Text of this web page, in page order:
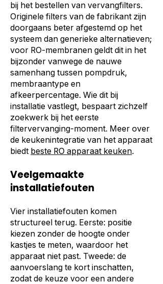
bij het bestellen van vervangfilters.
Originele filters van de fabrikant zijn
doorgaans beter afgestemd op het
systeem dan generieke alternatieven;
voor RO-membranen geldt dit in het
bijzonder vanwege de nauwe
samenhang tussen pompdruk,
membraantype en
afkeerpercentage. Wie dit bij
installatie vastlegt, bespaart zichzelf
zoekwerk bij het eerste
filtervervanging-moment. Meer over
de keukenintegratie van het apparaat
biedt beste RO apparaat keuken.
Veelgemaakte
installatiefouten
Vier installatiefouten komen
structureel terug. Eerste: positie
kiezen zonder de hoogte onder
kastjes te meten, waardoor het
apparaat niet past. Tweede: de
aanvoerslang te kort inschatten,
zodat de keuze voor een andere